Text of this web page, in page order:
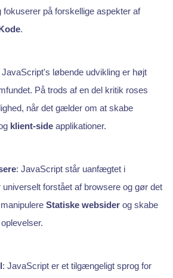
på forskellige aspekter af
.
JavaScript's løbende udvikling er højt
På trods af en del kritik roses
når det gælder om at skabe
klient-side applikationer.
: JavaScript står uanfægtet i
universelt forstået af browsere og gør det
Statiske websider og skabe
oplevelser.
: JavaScript er et tilgængeligt sprog for